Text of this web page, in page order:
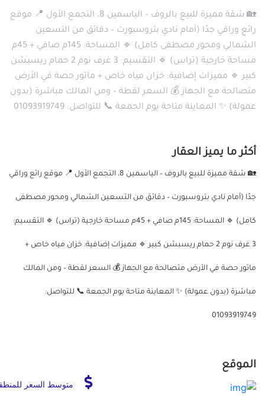
🏡 شقة مميزة للبيع بالروف – الياسمين 8، التجمع الأول 📍 موقع
رائع وراقي جدًا (أمام نادي بتروسبورت – دقائق من التسعين
الشمالي ومحور مصطفى كامل) 🔹 المساحة: 145م صافي + 45م
مساحة خارجية (تراس) 🔹 التقسيم: 3 غرف نوم 2 حمام ريسبشن
كبير 🔹 مميزات إضافية: خزان مياه خاص + ماتور حصة في الأرض
متصالحة مع الجهاز 💰 السعر لقطة – ومن المالك مباشرة (بدون
عمولة) ✨ المعاينة متاحة يوم الجمعة 📞 للتواصل: 01093919749
أكثر ما يميز العقار
🏡 شقة مميزة للبيع بالروف – الياسمين 8، التجمع الأول 📍 موقع رائع وراقي
جدًا (أمام نادي بتروسبورت – دقائق من التسعين الشمالي ومحور مصطفى
كامل) 🔹 المساحة: 145م صافي + 45م مساحة خارجية (تراس) 🔹 التقسيم:
3 غرف نوم 2 حمام ريسبشن كبير 🔹 مميزات إضافية: خزان مياه خاص +
ماتور حصة في الأرض متصالحة مع الجهاز 💰 السعر لقطة – ومن المالك
مباشرة (بدون عمولة) ✨ المعاينة متاحة يوم الجمعة 📞 للتواصل:
01093919749
الموقع
متوسط السعر